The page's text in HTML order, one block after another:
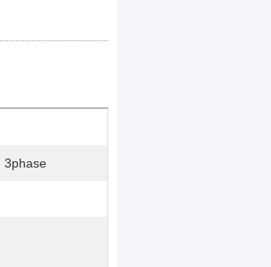
3phase